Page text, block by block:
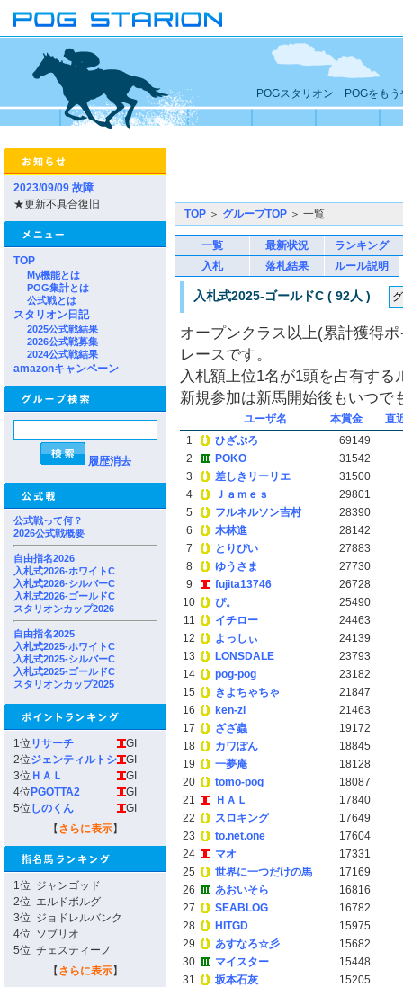
POGスタリオン POGをもう
2023/09/09 故障
★更新不具合復旧
TOP
My機能とは
POG集計とは
公式戦とは
スタリオン日記
2025公式戦結果
2026公式戦募集
2024公式戦結果
amazonキャンペーン
履歴消去
公式戦って何？
2026公式戦概要
自由指名2026
入札式2026-ホワイトC
入札式2026-シルバーC
入札式2026-ゴールドC
スタリオンカップ2026
自由指名2025
入札式2025-ホワイトC
入札式2025-シルバーC
入札式2025-ゴールドC
スタリオンカップ2025
1位 リサーチ
GI
2位ジェンティルトシ
GI
3位 ＨＡＬ
GI
4位 PGOTTA2
GI
5位 しのくん
GI
【 さらに表示】
1位 ジャンゴッド
2位 エルドボルグ
3位 ジョドレルバンク
4位 ソブリオ
5位 チェスティーノ
【 さらに表示】
TOP ＞ グループTOP ＞ 一覧
一覧 最新状況
ランキング
入札
落札結果 ルール説明
入札式2025-ゴールドC ( 92人 )
オープンクラス以上(累計獲得
レースです。
入札額上位1名が1頭を占有する
新規参加は新馬開始後もいつで
ユーザ名 本賞金
直
1
ひざぷろ
69149
2
POKO
31542
3
差しきリーリエ
31500
4
Ｊａｍｅｓ
29801
5
フルネルソン吉村
28390
6
木林進
28142
7
とりぴい
27883
8
ゆうさま
27730
9
fujita13746
26728
10
ぴ。
25490
11
イチロー
24463
12
よっしぃ
24139
13
LONSDALE
23793
14
pog-pog
23182
15
きよちゃちゃ
21847
16
ken-zi
21463
17
ざざ蟲
19172
18
カワぽん
18845
19
一夢庵
18128
20
tomo-pog
18087
21
ＨＡＬ
17840
22
スロキング
17649
23
to.net.one
17604
24
マオ
17331
25
世界に一つだけの馬
17169
26
あおいそら
16816
27
SEABLOG
16782
28
HITGD
15975
29
あすなろ☆彡
15682
30
マイスター
15448
31
坂本石灰
15205